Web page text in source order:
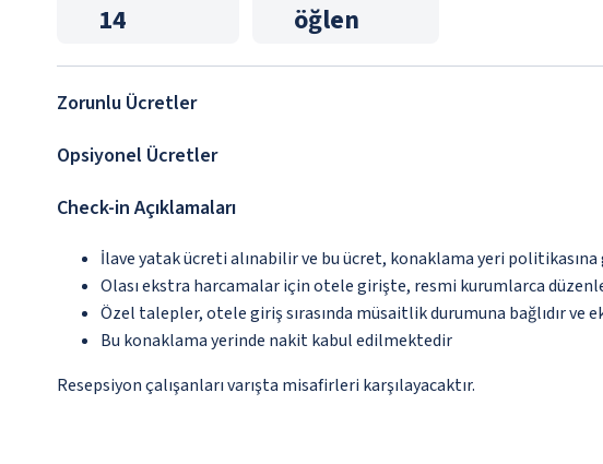
14 öğlen
Zorunlu Ücretler
Opsiyonel Ücretler
Check-in Açıklamaları
İlave yatak ücreti alınabilir ve bu ücret, konaklama yeri
Olası ekstra harcamalar için otele girişte, resmi kurumlarca
Özel talepler, otele giriş sırasında müsaitlik durumuna bağlıdır
Bu konaklama yerinde nakit kabul edilmektedir
Resepsiyon çalışanları varışta misafirleri karşılayacaktır.